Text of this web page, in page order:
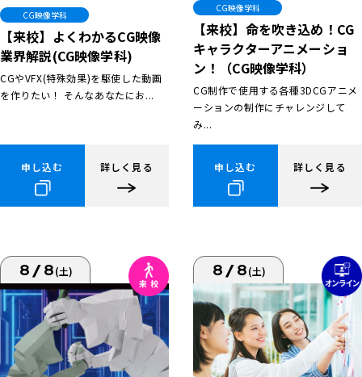
CG映像学科
【来校】よくわかるCG映像
業界解説(CG映像学科)
CGやVFX(特殊効果)を駆使した動画
を作りたい！ そんなあなたにお...
申し込む 詳しく見る
CG映像学科
【来校】命を吹き込め！CG
キャラクターアニメーショ
ン！（CG映像学科）
CG制作で使用する各種3DCGアニメ
ーションの制作にチャレンジして
み...
申し込む 詳しく見る
8/8(土) 8/8(土)